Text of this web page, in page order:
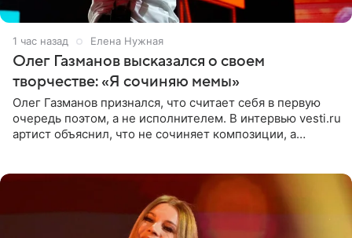
1 час назад Елена Нужная
Олег Газманов высказался о своем
творчестве: «Я сочиняю мемы»
Олег Газманов признался, что считает себя в первую
очередь поэтом, а не исполнителем. В интервью vesti.ru
артист объяснил, что не сочиняет композиции, а